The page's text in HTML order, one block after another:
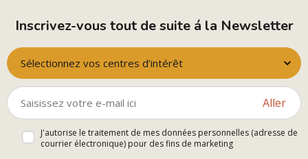
Inscrivez-vous tout de suite á la Newsletter
Sélectionnez vos centres d’intérêt
Aller
J'autorise le traitement de mes données personnelles (adresse de
courrier électronique) pour des fins de marketing